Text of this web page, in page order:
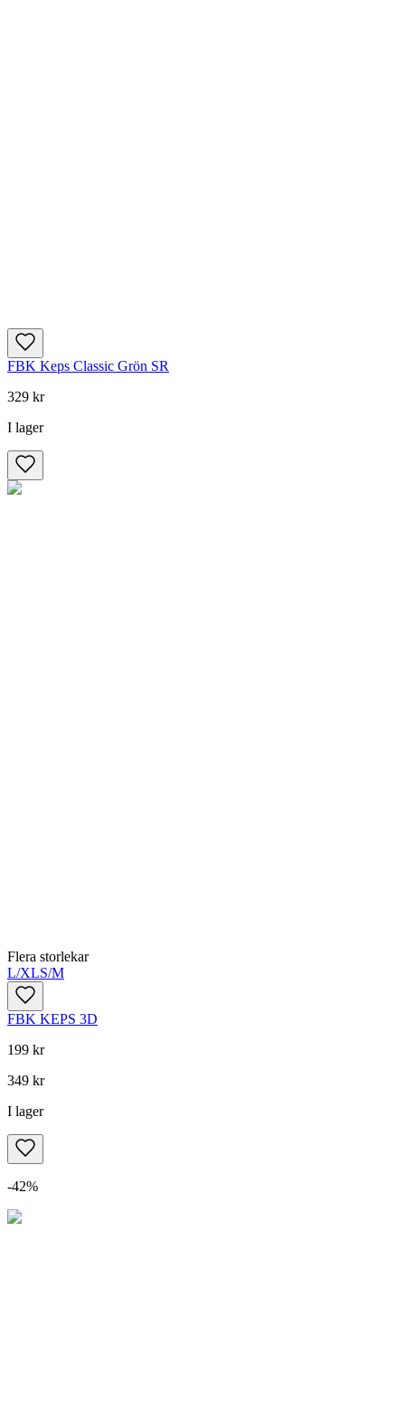
FBK Keps Classic Grön SR
329 kr
I lager
Flera storlekar
L/XLS/M
FBK KEPS 3D
199 kr
349 kr
I lager
-42%